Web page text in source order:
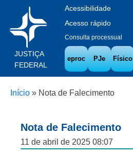
JUSTIÇA
FEDERAL
Acessibilidade
Acesso rápido
Consulta processual
eproc PJe Físico
Início » Nota de Falecimento
Nota de Falecimento
11 de abril de 2025 08:07